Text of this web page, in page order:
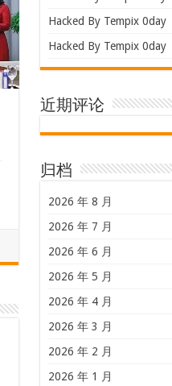
Hacked By Tempix 0day
Hacked By Tempix 0day
近期评论
归档
2026 年 8 月
2026 年 7 月
2026 年 6 月
2026 年 5 月
2026 年 4 月
2026 年 3 月
2026 年 2 月
2026 年 1 月